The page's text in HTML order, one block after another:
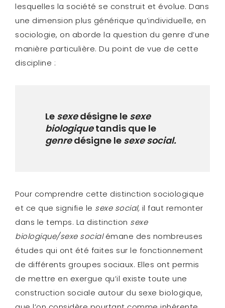
lesquelles la société se construit et évolue. Dans
une dimension plus générique qu’individuelle, en
sociologie, on aborde la question du genre d’une
manière particulière. Du point de vue de cette
discipline :
Le sexedésigne le sexe
biologiquetandis que le
genredésigne le sexe social.
Pour comprendre cette distinction sociologique
et ce que signifie le sexe social, il faut remonter
dans le temps. La distinction sexe
biologique/sexe socialémane des nombreuses
études qui ont été faites sur le fonctionnement
de différents groupes sociaux. Elles ont permis
de mettre en exergue qu’il existe toute une
construction sociale autour du sexe biologique,